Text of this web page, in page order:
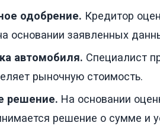
одобрение. Кредитор
основании заявленных
автомобиля. Специалист
рыночную стоимость.
решение. На основании
решение о сумме и